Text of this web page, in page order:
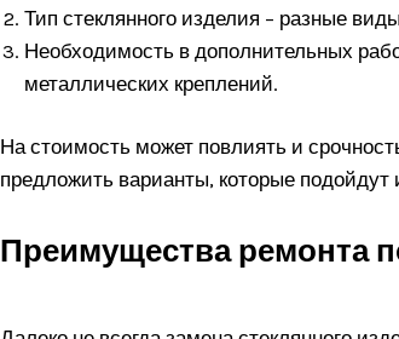
Тип стеклянного изделия – разные
Необходимость в дополнительных
металлических креплений.
На стоимость может повлиять и
предложить варианты, которые подойдут
Преимущества ремонта